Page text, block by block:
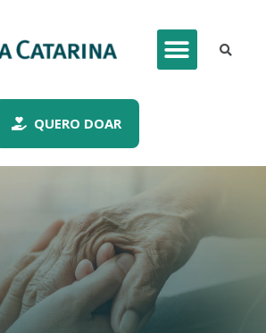
QUERO DOAR